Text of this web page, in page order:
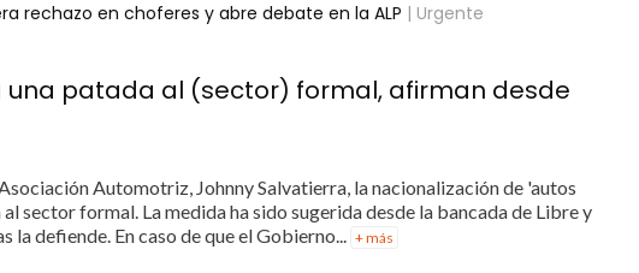
rechazo en choferes y abre debate en la ALP | Urgente
una patada al (sector) formal, afirman desde
Automotriz, Johnny Salvatierra, la nacionalización de 'autos
sector formal. La medida ha sido sugerida desde la bancada de Libre y
la defiende. En caso de que el Gobierno...
+ más